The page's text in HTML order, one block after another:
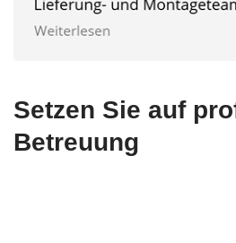
Setzen Sie auf
Betreuung